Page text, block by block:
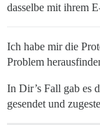
dasselbe mit ihrem
Ich habe mir die
Problem
In Dir’s Fall gab es
gesendet und